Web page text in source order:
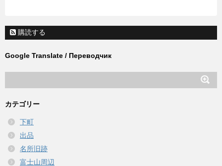
購読する
Google Translate / Переводчик
カテゴリー
下町
出品
名所旧跡
富士山周辺